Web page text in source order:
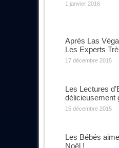
1 janvier 2016
Après Las
Les Experts
17 décembre 2015
Les Lectures
délicieusement
15 décembre 2015
Les Bébés
Noël !